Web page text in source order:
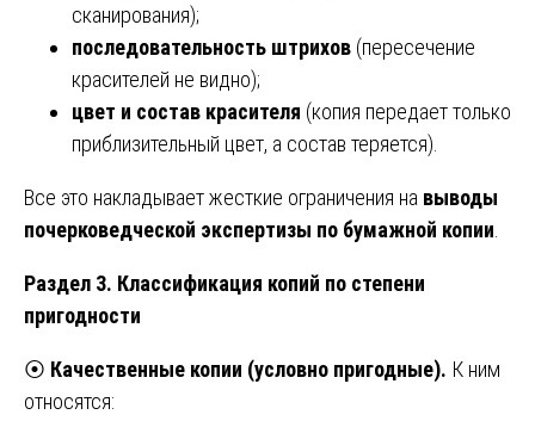
сканирования);
последовательность штрихов (пересечение
красителей не видно);
цвет и состав красителя (копия передает только
приблизительный цвет, а состав теряется).
Все это накладывает жесткие ограничения на выводы
почерковедческой экспертизы по бумажной копии
Раздел 3. Классификация копий по степени
пригодности
⦿ Качественные копии (условно пригодные). К ним
относятся: